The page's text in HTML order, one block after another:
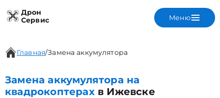
Дрон
Сервис
Меню
Главная/Замена аккумулятора
Замена аккумулятора на
квадрокоптерахв Ижевске